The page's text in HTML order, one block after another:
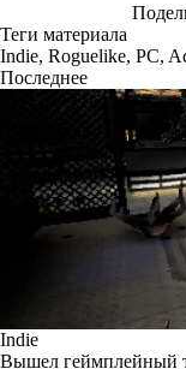
Теги материала
Indie, Roguelike, PC,
Последнее
Indie
Вышел геймплейный